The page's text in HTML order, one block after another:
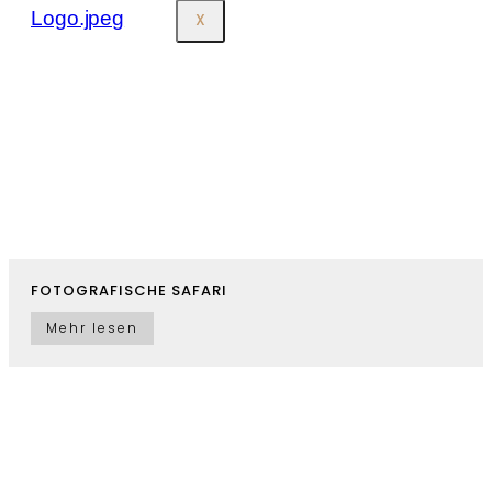
X
FOTOGRAFISCHE SAFARI
Mehr lesen